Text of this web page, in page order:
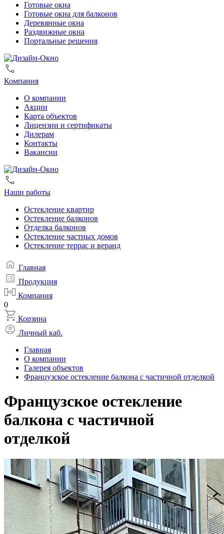
Готовые окна
Готовые окна для балконов
Деревянные окна
Раздвижные окна
Портальные решения
Компания
О компании
Акции
Карта объектов
Лицензии и сертификаты
Дилерам
Контакты
Вакансии
Наши работы
Остекление квартир
Остекление балконов
Отделка балконов
Остекление частных домов
Остекление террас и веранд
Главная
Продукция
Компания
0
Корзина
Личный каб.
Главная
О компании
Галерея объектов
Французское остекление балкона с частичной отделкой
Французское остекление
балкона с частичной
отделкой